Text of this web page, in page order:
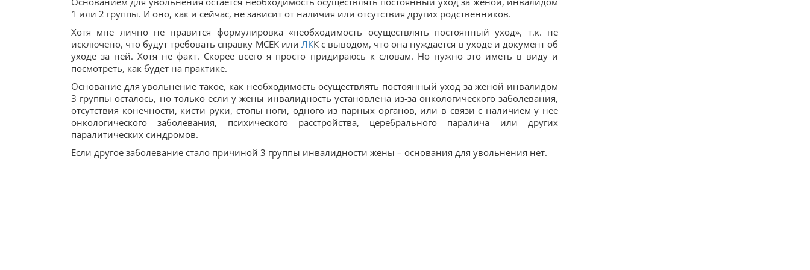
1 или 2 группы. И оно, как и сейчас, не зависит от наличия или отсутствия других родственников.
Хотя мне лично не нравится формулировка «необходимость осуществлять постоянный уход», т.к. не
исключено, что будут требовать справку МСЕК или ЛКК с выводом, что она нуждается в уходе и документ об
уходе за ней. Хотя не факт. Скорее всего я просто придираюсь к словам. Но нужно это иметь в виду и
посмотреть, как будет на практике.
Основание для увольнение такое, как необходимость осуществлять постоянный уход за женой инвалидом
3 группы осталось, но только если у жены инвалидность установлена из-за онкологического заболевания,
отсутствия конечности, кисти руки, стопы ноги, одного из парных органов, или в связи с наличием у нее
онкологического заболевания, психического расстройства, церебрального паралича или других
паралитических синдромов.
Если другое заболевание стало причиной 3 группы инвалидности жены – основания для увольнения нет.